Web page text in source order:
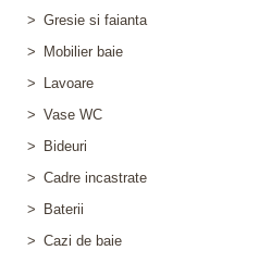
> Gresie si faianta
>
Mobilier baie
>
Lavoare
> Vase WC
>
Bideuri
> Cadre incastrate
>
Baterii
> Cazi de baie